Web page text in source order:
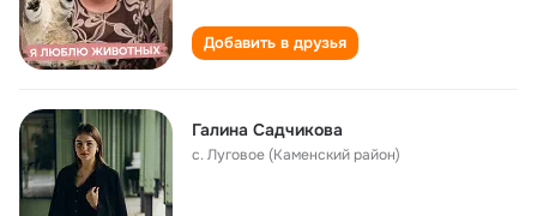
Добавить в друзья
Галина Садчикова
с. Луговое (Каменский район)